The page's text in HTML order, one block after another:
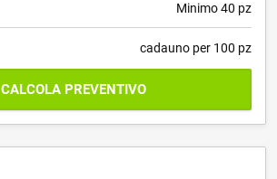
Minimo 40 pz
cadauno per 100 pz
CALCOLA PREVENTIVO